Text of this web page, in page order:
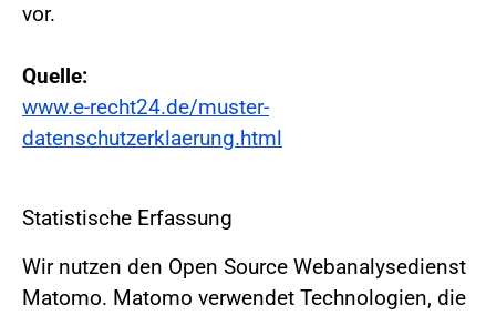
vor.
Quelle:
www.e-recht24.de/muster-
datenschutzerklaerung.html
Statistische Erfassung
Wir nutzen den Open Source Webanalysedienst
Matomo. Matomo verwendet Technologien, die